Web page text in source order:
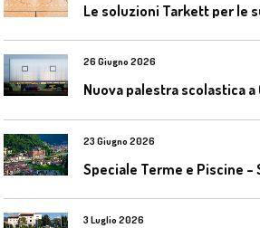
Le soluzioni Tarkett per le
26 Giugno 2026
Nuova palestra scolastica a
23 Giugno 2026
3 Luglio 2026